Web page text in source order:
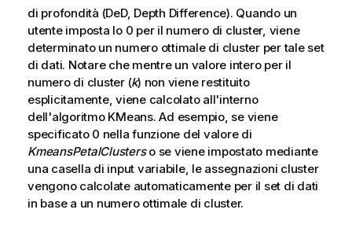
di profondità (DeD, Depth Difference). Quando un
utente imposta lo 0 per il numero di cluster, viene
determinato un numero ottimale di cluster per tale set
di dati. Notare che mentre un valore intero per il
numero di cluster (k) non viene restituito
esplicitamente, viene calcolato all'interno
dell'algoritmo KMeans. Ad esempio, se viene
specificato 0 nella funzione del valore di
KmeansPetalClusterso se viene impostato mediante
una casella di input variabile, le assegnazioni cluster
vengono calcolate automaticamente per il set di dati
in base a un numero ottimale di cluster.